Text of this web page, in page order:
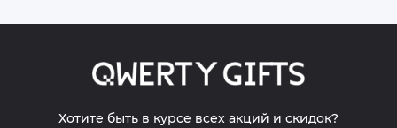
Хотите быть в курсе всех акций и скидок?